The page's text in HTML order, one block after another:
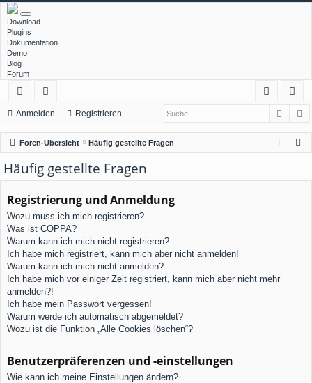
Download
Plugins
Dokumentation
Demo
Blog
Forum
ch
ne
llz
ug
rif
f
or
en
m
el
de
ist
rie
re
Anmelden Registrieren
Foren-Übersicht Häufig gestellte Fragen
Häufig gestellte Fragen
Registrierung und Anmeldung
Wozu muss ich mich registrieren?
Was ist COPPA?
Warum kann ich mich nicht registrieren?
Ich habe mich registriert, kann mich aber nicht anmelden!
Warum kann ich mich nicht anmelden?
Ich habe mich vor einiger Zeit registriert, kann mich aber nicht mehr
anmelden?!
Ich habe mein Passwort vergessen!
Warum werde ich automatisch abgemeldet?
Wozu ist die Funktion „Alle Cookies löschen“?
Benutzerpräferenzen und -einstellungen
Wie kann ich meine Einstellungen ändern?